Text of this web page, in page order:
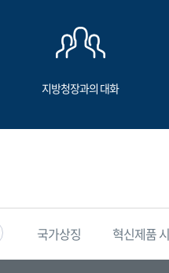
지방청장과의 대화
국가상징 혁신제품